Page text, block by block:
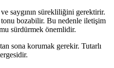
saygının sürekliliğini gerektirir.
bozabilir. Bu nedenle iletişim
sürdürmek önemlidir.
sona korumak gerekir. Tutarlı